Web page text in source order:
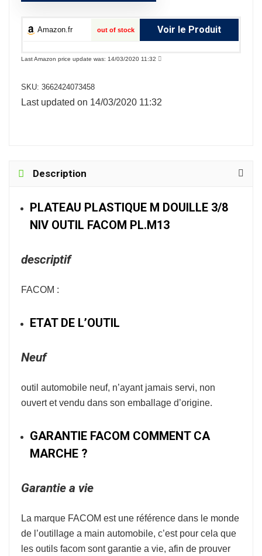
Amazon.fr out of stock Voir le Produit
Last Amazon price update was: 14/03/2020 11:32
SKU: 3662424073458
Last updated on 14/03/2020 11:32
Description
PLATEAU PLASTIQUE M DOUILLE 3/8
NIV OUTIL FACOM PL.M13
descriptif
FACOM :
ETAT DE L’OUTIL
Neuf
outil automobile neuf, n’ayant jamais servi, non
ouvert et vendu dans son emballage d’origine.
GARANTIE FACOM COMMENT CA
MARCHE ?
Garantie a vie
La marque FACOM est une référence dans le monde
de l’outillage a main automobile, c’est pour cela que
les outils facom sont garantie a vie, afin de prouver